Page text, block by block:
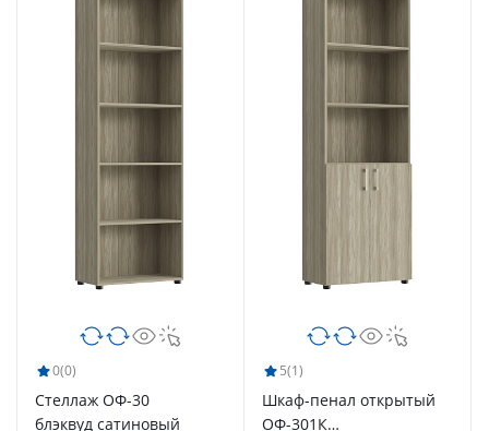
0(0)
Стеллаж ОФ-30
блэквуд сатиновый
5(1)
Шкаф-пенал открытый
ОФ-301К